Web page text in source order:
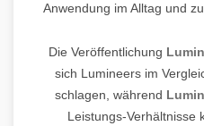
Anwendung im Alltag und
Die Veröffentlichung
sich Lumineers im
schlagen, während
Leistungs-Verhältnisse